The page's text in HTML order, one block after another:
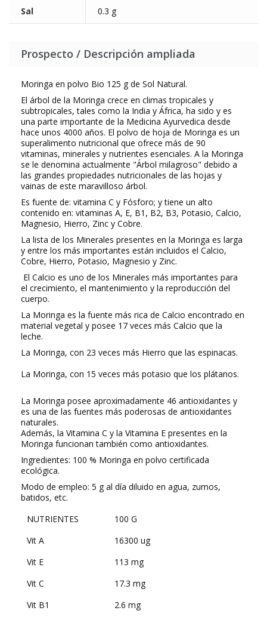
Sal 0.3 g
Prospecto / Descripción ampliada
Moringa en polvo Bio 125 g de Sol Natural.
El árbol de la Moringa crece en climas tropicales y
subtropicales, tales como la India y África, ha sido y es
una parte importante de la Medicina Ayurvedica desde
hace unos 4000 años. El polvo de hoja de Moringa es un
superalimento nutricional que ofrece más de 90
vitaminas, minerales y nutrientes esenciales. A la Moringa
se le denomina actualmente "Árbol milagroso" debido a
las grandes propiedades nutricionales de las hojas y
vainas de este maravilloso árbol.
Es fuente de: vitamina C y Fósforo; y tiene un alto
contenido en: vitaminas A, E, B1, B2, B3, Potasio, Calcio,
Magnesio, Hierro, Zinc y Cobre.
La lista de los Minerales presentes en la Moringa es larga
y entre los más importantes están incluidos el Calcio,
Cobre, Hierro, Potasio, Magnesio y Zinc.
El Calcio es uno de los Minerales más importantes para
el crecimiento, el mantenimiento y la reproducción del
cuerpo.
La Moringa es la fuente más rica de Calcio encontrado en
material vegetal y posee 17 veces más Calcio que la
leche.
La Moringa, con 23 veces más Hierro que las espinacas.
La Moringa, con 15 veces más potasio que los plátanos.
La Moringa posee aproximadamente 46 antioxidantes y
es una de las fuentes más poderosas de antioxidantes
naturales.
Además, la Vitamina C y la Vitamina E presentes en la
Moringa funcionan también como antioxidantes.
Ingredientes: 100 % Moringa en polvo certificada
ecológica.
Modo de empleo: 5 g al día diluido en agua, zumos,
batidos, etc.
NUTRIENTES
100 G
Vit A
16300 ug
Vit E
113 mg
Vit C
17.3 mg
Vit B1
2.6 mg